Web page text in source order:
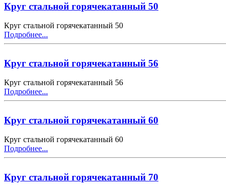
Круг стальной горячекатанный 50
Круг стальной горячекатанный 50
Подробнее...
Круг стальной горячекатанный 56
Круг стальной горячекатанный 56
Подробнее...
Круг стальной горячекатанный 60
Круг стальной горячекатанный 60
Подробнее...
Круг стальной горячекатанный 70